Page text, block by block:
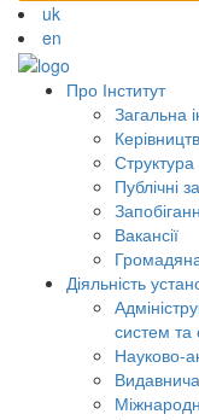
uk
en
Про Інститут
Загальна
Структура
Публічні
Вакансії
Діяльність
систем та
Науково-
Видавнича